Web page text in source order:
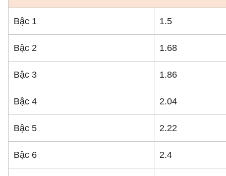
Bậc 1 1.5
Bậc 2 1.68
Bậc 3 1.86
Bậc 4 2.04
Bậc 5 2.22
Bậc 6 2.4